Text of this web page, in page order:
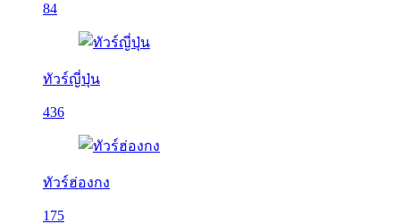
84
ทัวร์ญี่ปุ่น
436
ทัวร์ฮ่องกง
175